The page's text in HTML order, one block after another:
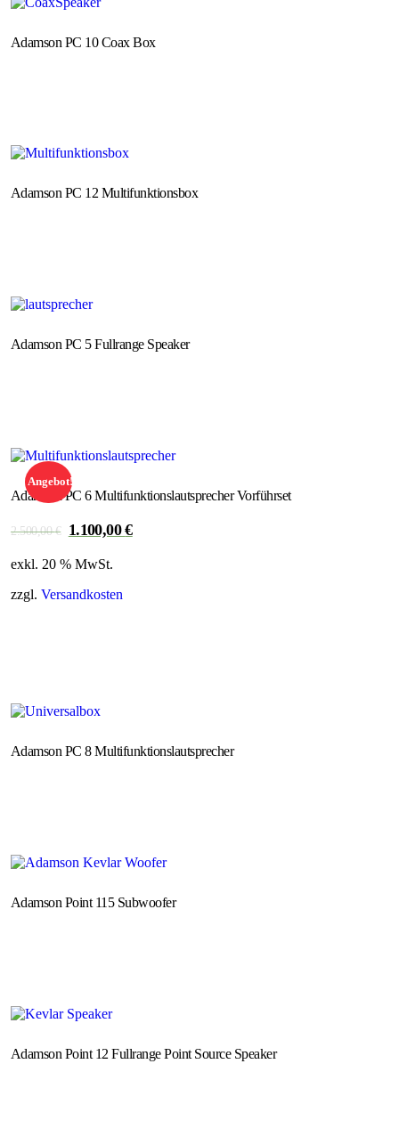
Adamson PC 10 Coax Box
Adamson PC 12 Multifunktionsbox
Adamson PC 5 Fullrange Speaker
Angebot!
Adamson PC 6 Multifunktionslautsprecher Vorführset
2.500,00€
Ursprünglicher
war:
2.500,00 €
1.100,00€
exkl. 20 % MwSt.
zzgl. Versandkosten
Adamson PC 8 Multifunktionslautsprecher
Adamson Point 115 Subwoofer
Adamson Point 12 Fullrange Point Source Speaker